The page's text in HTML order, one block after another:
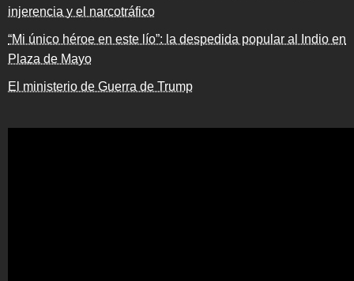
injerencia y el narcotráfico
“Mi único héroe en este lío”: la despedida popular al Indio en
Plaza de Mayo
El ministerio de Guerra de Trump